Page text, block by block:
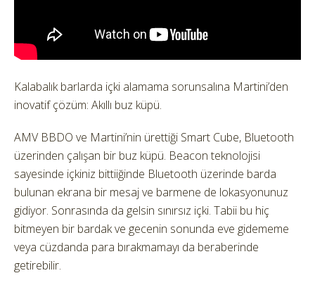
Kalabalık barlarda içki alamama sorunsalına Martini’den
inovatif çözüm: Akıllı buz küpü.
AMV BBDO ve Martini’nin ürettiği Smart Cube, Bluetooth
üzerinden çalışan bir buz küpü. Beacon teknolojisi
sayesinde içkiniz bittiiğinde Bluetooth üzerinde barda
bulunan ekrana bir mesaj ve barmene de lokasyonunuz
gidiyor. Sonrasında da gelsin sınırsız içki. Tabii bu hiç
bitmeyen bir bardak ve gecenin sonunda eve gidememe
veya cüzdanda para bırakmamayı da beraberinde
getirebilir.